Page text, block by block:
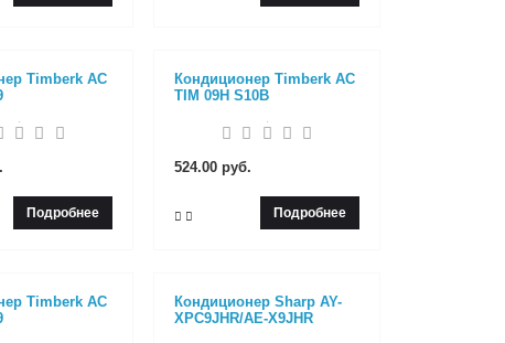
Timberk AC
Подробнее
Кондиционер Timberk AC
TIM 09H S10B
524.00 руб.
Подробнее
Timberk AC
Кондиционер Sharp AY-
XPC9JHR/AE-X9JHR